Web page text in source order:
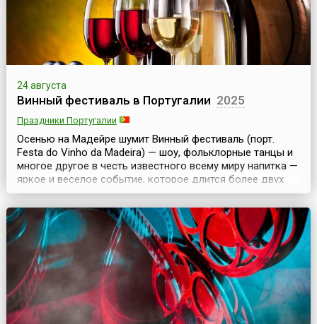
24 августа
Винный фестиваль в Португалии 2025
Праздники Португалии
Осенью на Мадейре шумит Винный фестиваль (порт.
Festa do Vinho da Madeira) — шоу, фольклорные танцы и
многое другое в честь известного всему миру напитка —
яркое и веселое событие, которое длится более двух
недель. Праздник приурочен ко времени традиционного
сбора винограда и изготовления вина. На улицах
устанавливаются столики, готовится угощение, а винные
погреба, закрытые в течение года, о...